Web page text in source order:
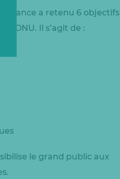
a retenu 6 objectifs
Il s’agit de :
le grand public aux